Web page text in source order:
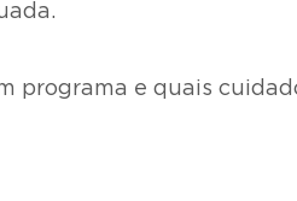
programa e quais